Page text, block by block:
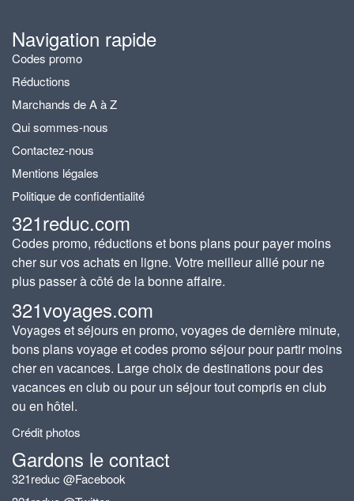
Navigation rapide
Codes promo
Réductions
Marchands de A à Z
Qui sommes-nous
Contactez-nous
Mentions légales
Politique de confidentialité
321reduc.com
Codes promo, réductions et bons plans pour payer moins
cher sur vos achats en ligne. Votre meilleur allié pour ne
plus passer à côté de la bonne affaire.
321voyages.com
Voyages et séjours en promo, voyages de dernière minute,
bons plans voyage et codes promo séjour pour partir moins
cher en vacances. Large choix de destinations pour des
vacances en club ou pour un séjour tout compris en club
ou en hôtel.
Crédit photos
Gardons le contact
321reduc @Facebook